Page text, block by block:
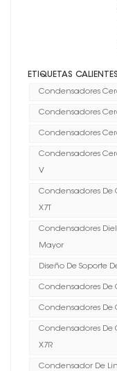
ETIQUETAS
Condensadores
Condensadores
Condensadores
Condensadores
V
Condensadores De
X7T
Condensadores
Mayor
Diseño De Soporte
Condensadores De
Condensadores De
Condensadores De
X7R
Condensador De